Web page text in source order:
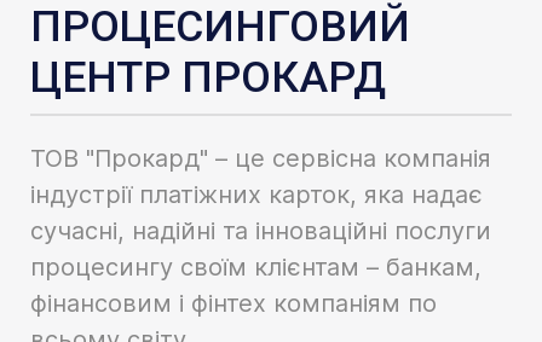
ПРОЦЕСИНГОВИЙ
ЦЕНТР ПРОКАРД
ТОВ "Прокард" – це сервісна компанія
індустрії платіжних карток, яка надає
сучасні, надійні та інноваційні послуги
процесингу своїм клієнтам – банкам,
фінансовим і фінтех компаніям по